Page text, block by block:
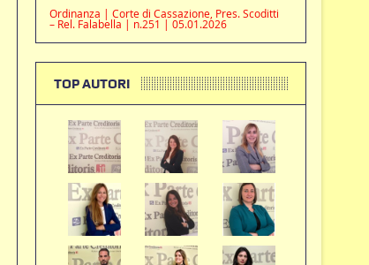
Ordinanza | Corte di Cassazione, Pres. Scoditti
– Rel. Falabella | n.251 | 05.01.2026
TOP AUTORI